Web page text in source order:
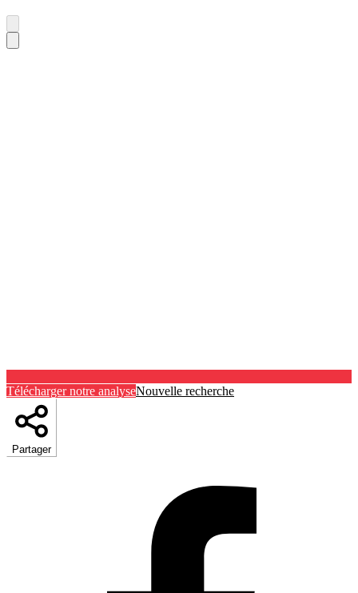
Télécharger notre analyseNouvelle recherche
Partager